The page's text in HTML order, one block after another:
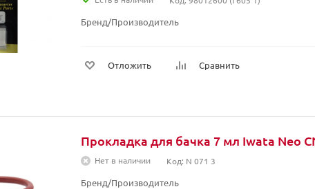
Бренд/Производитель
Отложить Сравнить
Прокладка для бачка 7
Нет в наличии Код: N 071 3
Бренд/Производитель